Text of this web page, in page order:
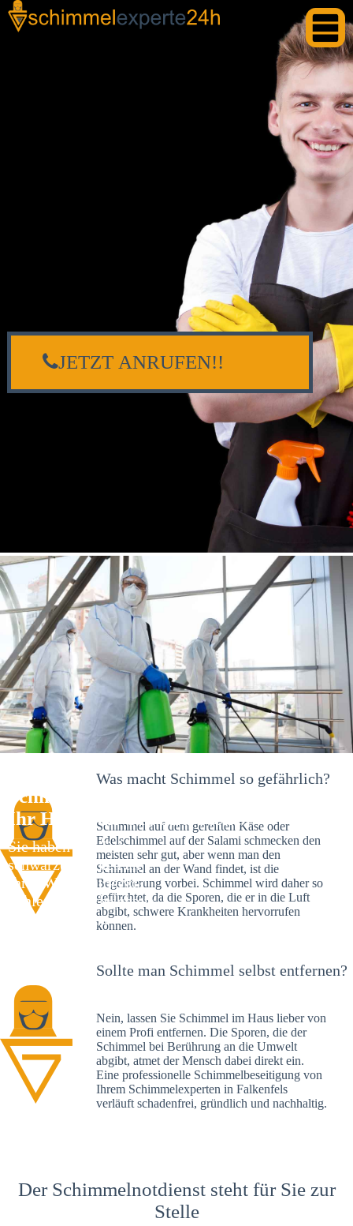
Schimmelexperte in Falkenfels –
Ihr Helfer an Ort und Stelle
Sie haben kürzlich
schwarze Flecken an
Ihrer Wand entdeckt?
Schlechte Nachrichten:
Sie haben einen
JETZT ANRUFEN!!
Was macht Schimmel so gefährlich?
Schimmel auf dem gereiften Käse oder
Edelschimmel auf der Salami schmecken den
meisten sehr gut, aber wenn man den
Schimmel an der Wand findet, ist die
Begeisterung vorbei. Schimmel wird daher so
gefürchtet, da die Sporen, die er in die Luft
abgibt, schwere Krankheiten hervorrufen
können.
Sollte man Schimmel selbst entfernen?
Nein, lassen Sie Schimmel im Haus lieber von
einem Profi entfernen. Die Sporen, die der
Schimmel bei Berührung an die Umwelt
abgibt, atmet der Mensch dabei direkt ein.
Eine professionelle Schimmelbeseitigung von
Ihrem Schimmelexperten in Falkenfels
verläuft schadenfrei, gründlich und nachhaltig.
Der Schimmelnotdienst steht für Sie zur
Stelle